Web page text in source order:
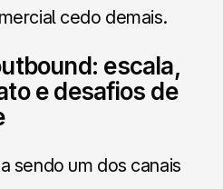
cedo demais.
escala,
e desafios de
sendo um dos canais